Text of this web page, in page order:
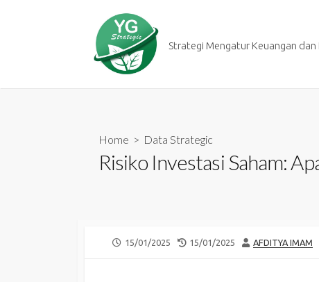
Strategi Mengatur Keuangan dan
Home > Data Strategic
Risiko Investasi Saham:
PUBLISHED
15/01/2025
LAST
15/01/2025 AUTHOR
AFDITYA IMAM